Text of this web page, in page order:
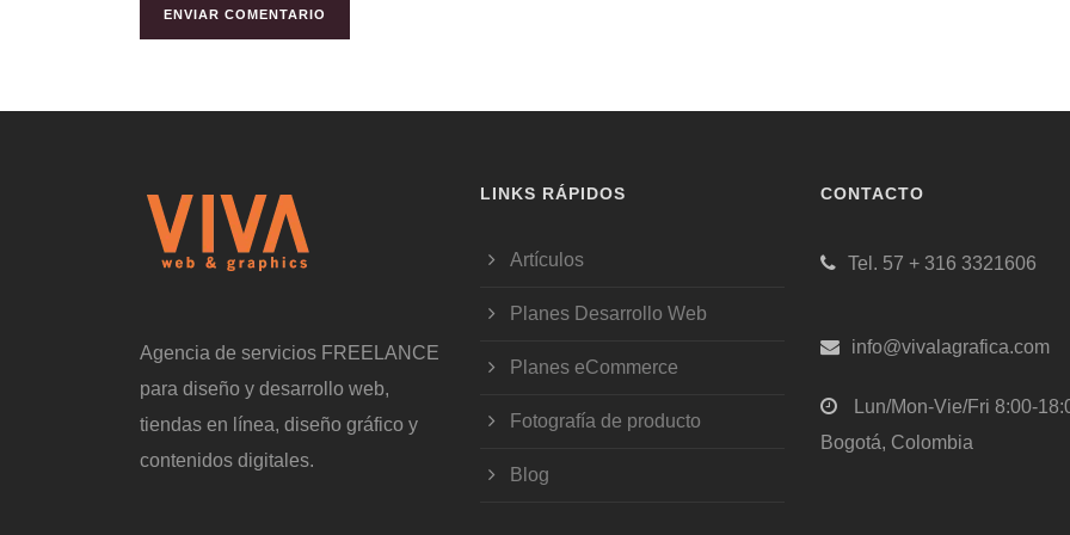
Agencia de servicios FREELANCE
para diseño y desarrollo web,
tiendas en línea, diseño gráfico y
contenidos digitales.
LINKS RÁPIDOS
Artículos
Planes Desarrollo Web
Planes eCommerce
Fotografía de producto
Blog
CONTACTO
Tel. 57 + 316 3321606
info@vivalagrafica.com
Lun/Mon-Vie/Fri 8:00-
Bogotá, Colombia